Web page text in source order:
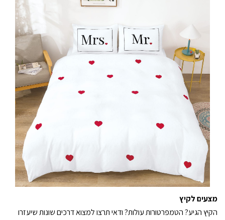
מצעים לקיץ
הקיץ הגיע? הטמפרטורות עולות? ודאי תרצו למצוא דרכים שונות שיעזרו